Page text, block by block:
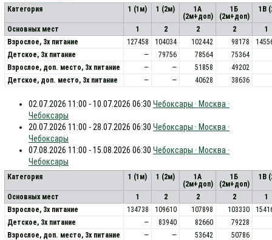
Категория 1 (1м) 1 (2м)
1А
(2м+доп)
1Б
(2м+доп)
1В
Основных мест 1 2 2 2
1
Взрослое, 3х питание
127458 104034 102442 98178
Детское, 3х питание
— 79756 78564
75364
Взрослое, доп. место, 3x питание
— — 51858
49202
Детское, доп. место, 3x питание
— — 40628 38636
02.07.2026 11:00 - 10.07.2026 06:30 Чебоксары · Москва ·
Чебоксары
20.07.2026 11:00 - 28.07.2026 06:30 Чебоксары · Москва ·
Чебоксары
07.08.2026 11:00 - 15.08.2026 06:30 Чебоксары · Москва ·
Чебоксары
Категория 1 (1м) 1 (2м)
1А
(2м+доп)
1Б
(2м+доп)
1В
Основных мест 1 2 2 2
1
Взрослое, 3х питание
134738 109610 107898 103330
Детское, 3х питание
— 83940 82660
79228
Взрослое, доп. место, 3x питание
— — 53642
50786